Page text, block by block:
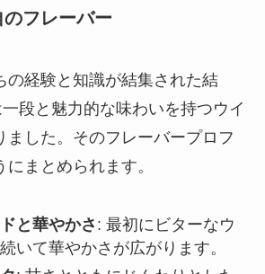
フレーバー
の経験と知識が結集された結
段と魅力的な味わいを持つウイ
ました。そのフレーバープロフ
まとめられます。
と華やかさ: 最初にビターなウ
いて華やかさが広がります。